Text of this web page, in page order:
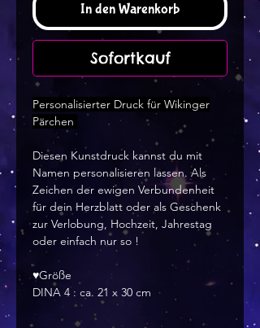
In den Warenkorb
Sofortkauf
Personalisierter Druck für Wikinger
Pärchen
Diesen Kunstdruck kannst du mit
Namen personalisieren lassen. Als
Zeichen der ewigen Verbundenheit
für dein Herzblatt oder als Geschenk
zur Verlobung, Hochzeit, Jahrestag
oder einfach nur so !
♥Größe
DINA 4 : ca. 21 x 30 cm